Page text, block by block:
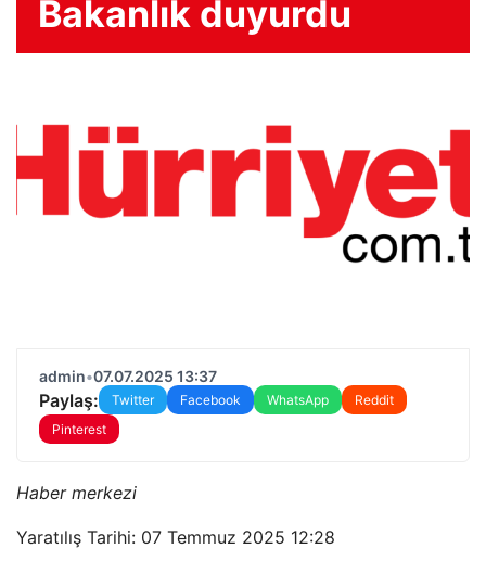
Bakanlık duyurdu
admin•07.07.2025 13:37
Paylaş: Twitter Facebook WhatsApp
Reddit
Pinterest
Haber merkezi
Yaratılış Tarihi: 07 Temmuz 2025 12:28